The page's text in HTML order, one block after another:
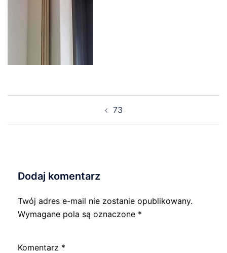
73
Dodaj komentarz
Twój adres e-mail nie zostanie opublikowany.
Wymagane pola są oznaczone *
Komentarz *